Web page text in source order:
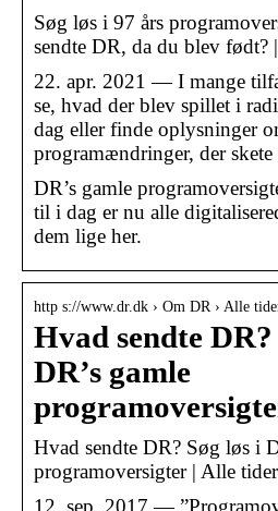
Søg løs i 97 års
sendte DR, da du blev født?
22. apr. 2021 — I mange
se, hvad der blev spillet i
dag eller finde oplysninger
programændringer, der
DR’s gamle
til i dag er nu alle
dem lige her.
http s://www.dr.dk › Om DR › Alle
Hvad sendte DR?
DR’s gamle
Hvad sendte DR? Søg løs i
programoversigter | Alle
12. sep. 2017 —